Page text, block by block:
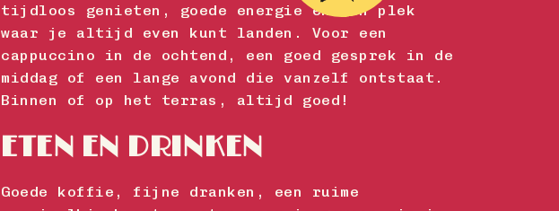
tijdloos genieten, goede energie en een plek
waar je altijd even kunt landen. Voor een
cappuccino in de ochtend, een goed gesprek in de
middag of een lange avond die vanzelf ontstaat.
Binnen of op het terras, altijd goed!
ETEN EN DRINKEN
Goede koffie, fijne dranken, een ruime